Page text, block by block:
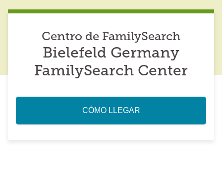
Centro de FamilySearch
Bielefeld Germany
FamilySearch Center
CÓMO LLEGAR